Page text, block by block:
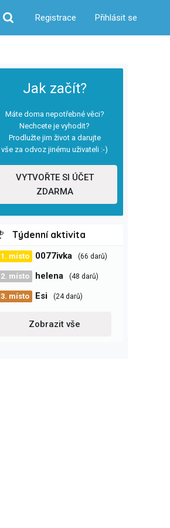
Hledat
Registrace Přihlásit se
Jak začít?
Máte doma nepotřebné věci?
Nechcete je vyhodit?
Prodlužte jim život a darujte
vše za odvoz jinému uživateli :-)
VYTVOŘTE SI ÚČET
ZDARMA
Týdenní aktivita
1. místo 0077ivka (66 darů)
2. místo helena (48 darů)
3. místo Esi (24 darů)
Zobrazit vše